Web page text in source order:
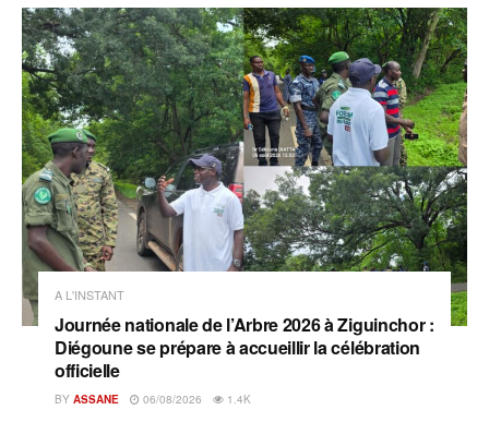
A L'INSTANT
Journée nationale de l’Arbre 2026 à Ziguinchor :
Diégoune se prépare à accueillir la célébration
officielle
BY ASSANE 06/08/2026 1.4K